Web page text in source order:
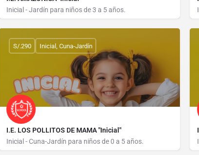
Inicial - Jardín para niños de 3 a 5 años.
I.E. LOS POLLITOS DE MAMA "Inicial"
Inicial - Cuna-Jardín para niños de 0 a 5 años.
S/.290 Inicial, Cuna-Jardín